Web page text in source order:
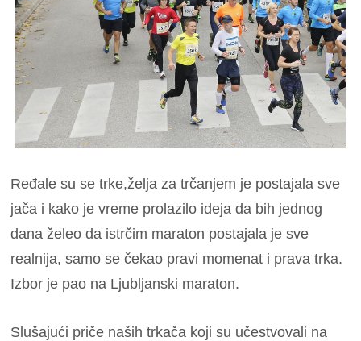
Ređale su se trke,želja za trčanjem je postajala sve
jača i kako je vreme prolazilo ideja da bih jednog
dana želeo da istrčim maraton postajala je sve
realnija, samo se čekao pravi momenat i prava trka.
Izbor je pao na Ljubljanski maraton.
Slušajući priče naših trkača koji su učestvovali na